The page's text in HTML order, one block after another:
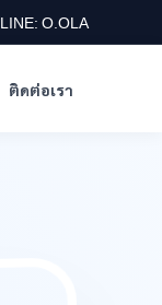
LINE: O.OLA
ติดต่อเรา